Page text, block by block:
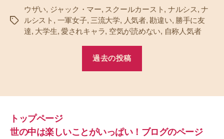
タ
ウザい, ジャック・マー, スクールカースト, ナルシス,ナ
ルシスト , 一軍女子, 三流大学, 人気者,勘違い, 勝手に友
達, 大学生, 愛されキャラ, 空気が読めない, 自称人気者
過去の投稿
トップページ
世の中は楽しいことがいっぱい！ブログのページ